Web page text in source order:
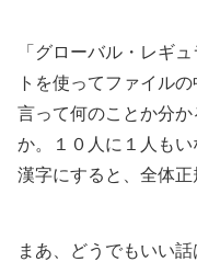
「グローバル・レギ
トを使ってファイル
言って何のことか分
か。１０人に１人も
漢字にすると、全体正
まあ、どうでもいい